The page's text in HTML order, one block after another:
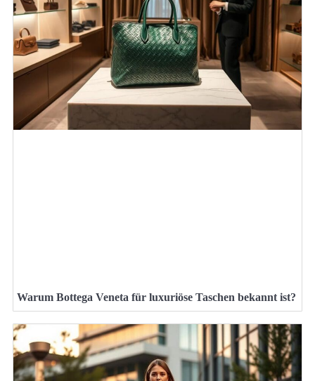
Warum Bottega Veneta für luxuriöse Taschen bekannt ist?